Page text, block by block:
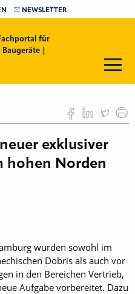
NEWSLETTER
für
|
exklusiver
hohen Norden
wurden sowohl im
Dobris als auch vor
in den Bereichen Vertrieb,
Aufgabe vorbereitet. Dazu